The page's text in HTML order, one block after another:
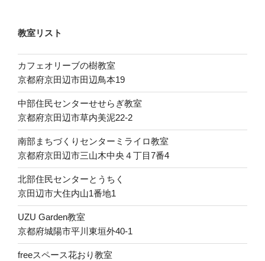
教室リスト
カフェオリーブの樹教室
京都府京田辺市田辺鳥本19
中部住民センターせせらぎ教室
京都府京田辺市草内美泥22-2
南部まちづくりセンターミライロ教室
京都府京田辺市三山木中央４丁目7番4
北部住民センターとうちく
京田辺市大住内山1番地1
UZU Garden教室
京都府城陽市平川東垣外40-1
freeスペース花おり教室